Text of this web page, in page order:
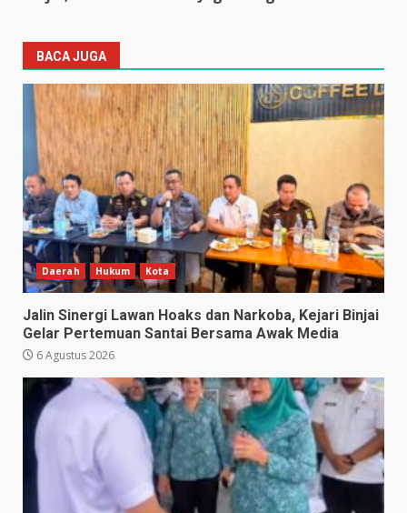
BACA JUGA
Daerah Hukum Kota
Jalin Sinergi Lawan Hoaks dan Narkoba, Kejari Binjai
Gelar Pertemuan Santai Bersama Awak Media
6 Agustus 2026